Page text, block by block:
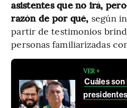
asistentes que no irá,
razón de por qué, según
partir de testimonios
personas familiarizadas
VER +
Cuáles